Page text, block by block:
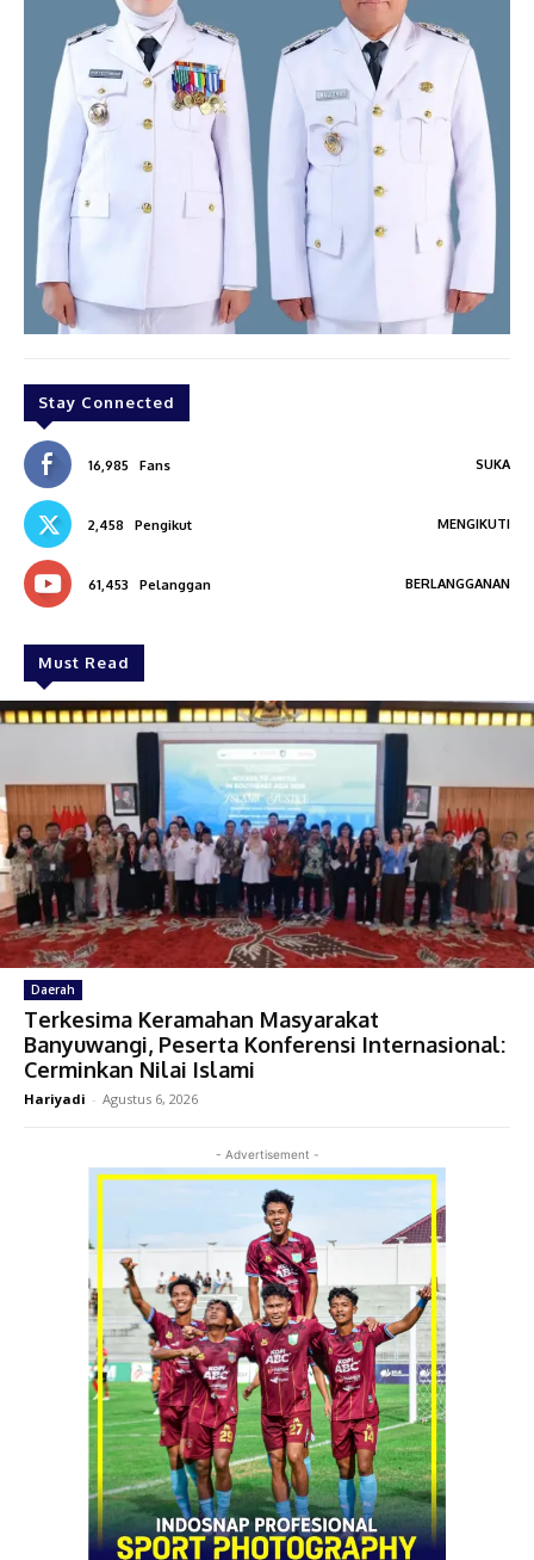
Stay Connected
16,985 Fans SUKA
2,458 Pengikut MENGIKUTI
61,453 Pelanggan BERLANGGANAN
Must Read
Daerah
Terkesima Keramahan Masyarakat
Banyuwangi, Peserta Konferensi Internasional:
Cerminkan Nilai Islami
Hariyadi - Agustus 6, 2026
- Advertisement -